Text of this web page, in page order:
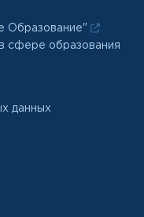
Образование"
сфере образования
данных